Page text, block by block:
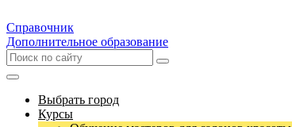
Справочник
Дополнительное образование
Выбрать город
Курсы